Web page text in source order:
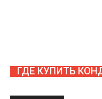
ГДЕ КУПИТЬ